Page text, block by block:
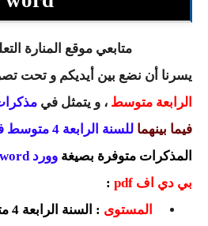
متابعي موقع المنارة
يسرنا أن نضع بين أيديكم و تحت
الرابعة متوسط ، و يتمثل في
فيما بينهما للسنة الرابعة 4 متوسط في الرياضيات
المذكرات متوفرة بصيغة وورد word
بي دي اف pdf
:
المستوى : السنة الرابعة 4 متوسط .